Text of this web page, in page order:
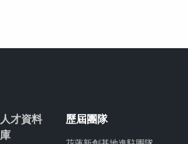
人才資料
庫
歷屆團隊